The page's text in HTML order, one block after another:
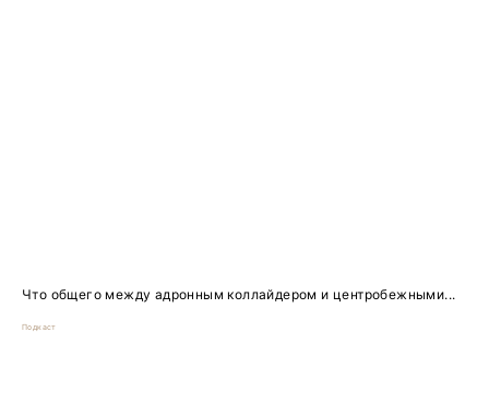
Что общего между адронным коллайдером и центробежными...
Подкаст